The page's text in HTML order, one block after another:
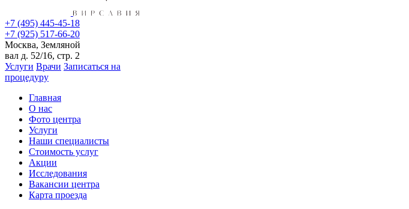
+7 (495) 445-45-18
+7 (925) 517-66-20
Москва, Земляной
вал д. 52/16, стр. 2
Услуги Врачи Записаться на
процедуру
Главная
О нас
Фото центра
Услуги
Наши специалисты
Стоимость услуг
Акции
Исследования
Вакансии центра
Карта проезда